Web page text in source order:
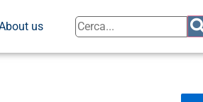
us